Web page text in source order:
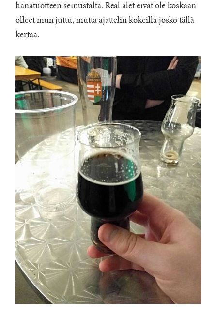
hanatuotteen seinustalta. Real alet eivät ole koskaan
olleet mun juttu, mutta ajattelin kokeilla josko tällä
kertaa.